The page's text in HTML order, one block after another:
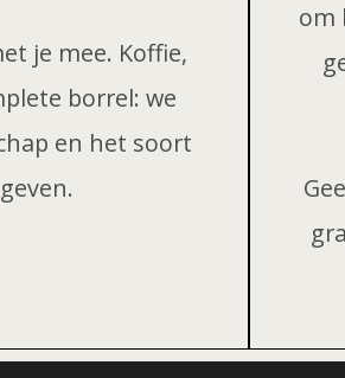
je mee. Koffie,
borrel: we
en het soort
om